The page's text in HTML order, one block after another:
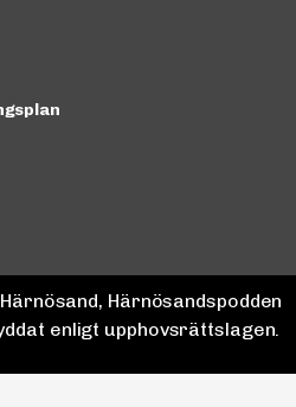
Härnösandspodden
enligt upphovsrättslagen.